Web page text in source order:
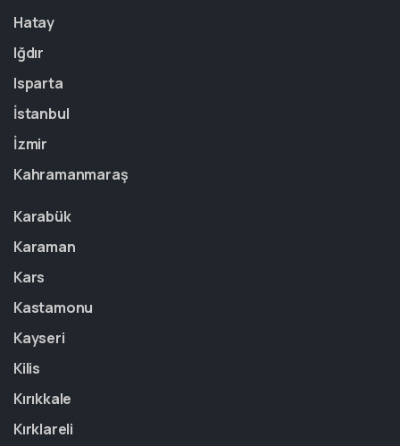
Hatay
Iğdır
Isparta
İstanbul
İzmir
Kahramanmaraş
Karabük
Karaman
Kars
Kastamonu
Kayseri
Kilis
Kırıkkale
Kırklareli